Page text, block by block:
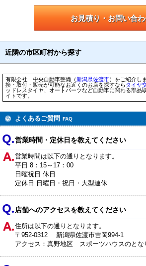
お見積り・お問い合
近隣の市区町村から探す
有限会社 中央自動車整備（新潟県佐渡市）をご紹介し
換・取付・販売が可能なお近くのお店を探すならタイヤ
ッドレスタイヤ、オートパーツなど自動車に関わる部品
イトです。
よくあるご質問 FAQ
営業時間・定休日を教えてください
営業時間は以下の通りとなります。
平日 8：15～17：00
日曜祝日 休日
定休日 日曜日・祝日・大型連休
店舗へのアクセスを教えてください
住所は以下の通りとなります。
〒952-0312 新潟県佐渡市吉岡994-1
アクセス：真野地区 スポーツハウスのとな